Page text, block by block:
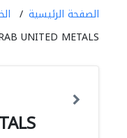
الصفحة الرئيسية
UNITED METALS